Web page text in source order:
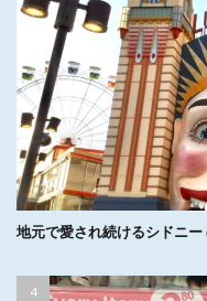
地元で愛され続けるシドニー